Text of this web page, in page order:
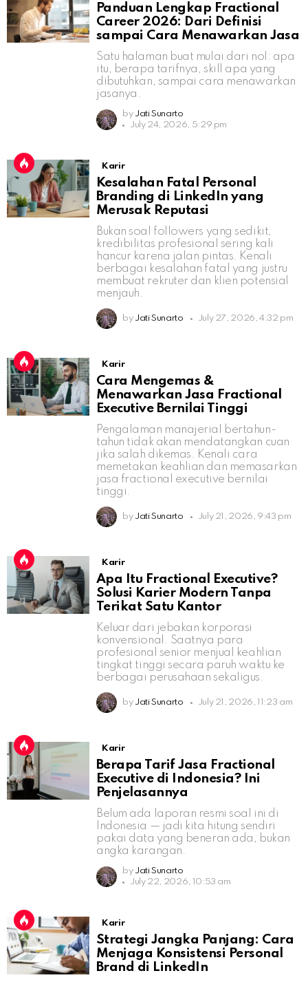
Panduan Lengkap Fractional
Career 2026: Dari Definisi
sampai Cara Menawarkan Jasa
Satu halaman buat mulai dari nol: apa
itu, berapa tarifnya, skill apa yang
dibutuhkan, sampai cara menawarkan
jasanya.
by Jati Sunarto
July 24, 2026, 5:29 pm
Karir
Kesalahan Fatal Personal
Branding di LinkedIn yang
Merusak Reputasi
Bukan soal followers yang sedikit,
kredibilitas profesional sering kali
hancur karena jalan pintas. Kenali
berbagai kesalahan fatal yang justru
membuat rekruter dan klien potensial
menjauh.
by Jati Sunarto July 27, 2026, 4:32 pm
Karir
Cara Mengemas &
Menawarkan Jasa Fractional
Executive Bernilai Tinggi
Pengalaman manajerial bertahun-
tahun tidak akan mendatangkan cuan
jika salah dikemas. Kenali cara
memetakan keahlian dan memasarkan
jasa fractional executive bernilai
tinggi.
by Jati Sunarto July 21, 2026, 9:43 pm
Karir
Apa Itu Fractional Executive?
Solusi Karier Modern Tanpa
Terikat Satu Kantor
Keluar dari jebakan korporasi
konvensional. Saatnya para
profesional senior menjual keahlian
tingkat tinggi secara paruh waktu ke
berbagai perusahaan sekaligus.
by Jati Sunarto July 21, 2026, 11:23 am
Karir
Berapa Tarif Jasa Fractional
Executive di Indonesia? Ini
Penjelasannya
Belum ada laporan resmi soal ini di
Indonesia — jadi kita hitung sendiri
pakai data yang beneran ada, bukan
angka karangan.
by Jati Sunarto
July 22, 2026, 10:53 am
Karir
Strategi Jangka Panjang: Cara
Menjaga Konsistensi Personal
Brand di LinkedIn